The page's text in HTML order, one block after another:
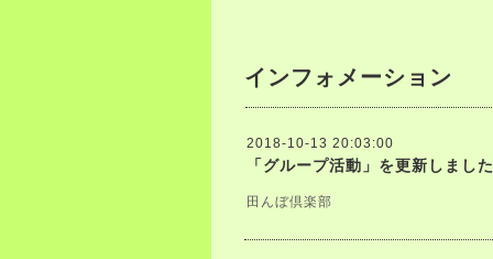
インフォメーション
2018-10-13 20:03:00
「グループ活動」を更新しまし
田んぼ倶楽部